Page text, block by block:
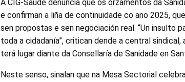
A CIG-Saúde denuncia que os orzamentos da
e confirman a liña de continuidade co ano 2025,
sen propostas e sen negociación real. “Un insulto
toda a cidadanía”, critican dende a central
terá lugar diante da Consellaría de Sanidade en
Neste senso, sinalan que na Mesa Sectorial